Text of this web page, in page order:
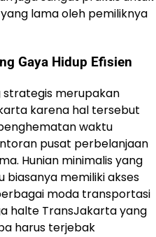
lama oleh pemiliknya
Gaya Hidup Efisien
strategis merupakan
karena hal tersebut
waktu
pusat perbelanjaan
Hunian minimalis yang
biasanya memiliki akses
moda transportasi
halte TransJakarta yang
harus terjebak